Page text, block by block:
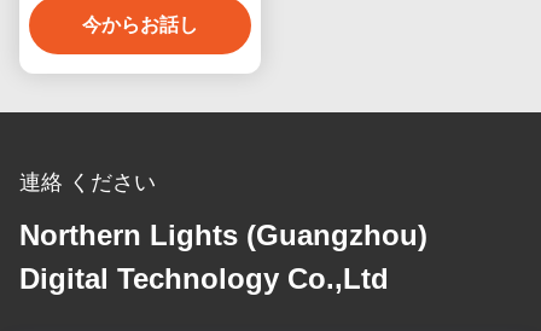
投影システム
今からお話し
連絡 ください
Northern Lights (Guangzhou)
Digital Technology Co.,Ltd